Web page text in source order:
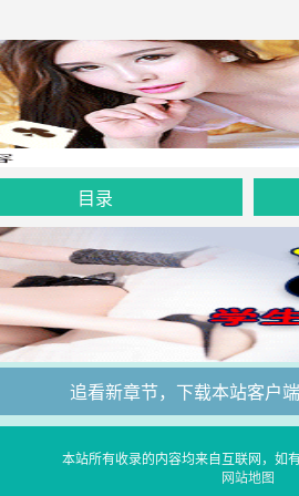
目录
追看新章节，下载本站客户
本站所有收录的内容均来自互联网，如
网站地图